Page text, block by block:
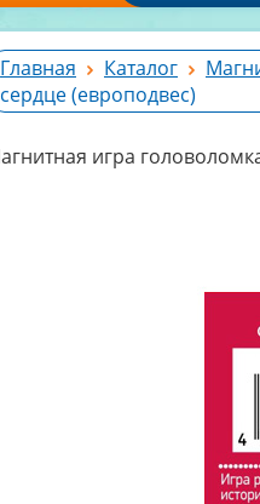
Главная Каталог
сердце (европодвес)